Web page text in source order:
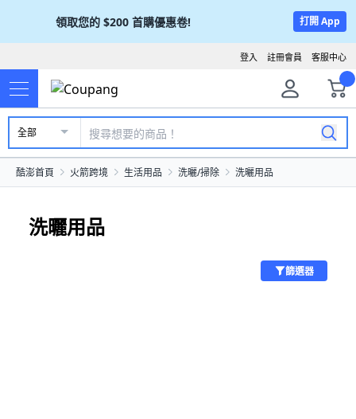
領取您的 $200 首購優惠卷! 打開 App
客服中心
註冊會員
登入
全部
酷澎首頁 火箭跨境 生活用品 洗曬/掃除 洗曬用品
洗曬用品
篩選器